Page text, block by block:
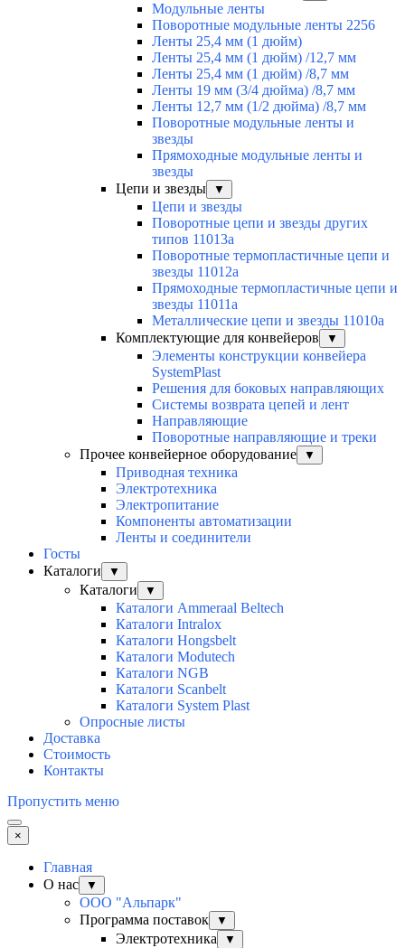
Модульные ленты
Поворотные модульные ленты 2256
Ленты 25,4 мм (1 дюйм)
Ленты 25,4 мм (1 дюйм) /12,7 мм
Ленты 25,4 мм (1 дюйм) /8,7 мм
Ленты 19 мм (3/4 дюйма) /8,7 мм
Ленты 12,7 мм (1/2 дюйма) /8,7 мм
Поворотные модульные ленты и
звезды
Прямоходные модульные ленты и
звезды
Цепи и звезды
▼
Цепи и звезды
Поворотные цепи и звезды других
типов 11013а
Поворотные термопластичные цепи и
звезды 11012а
Прямоходные термопластичные цепи и
звезды 11011а
Металлические цепи и звезды 11010а
Комплектующие для конвейеров
▼
Элементы конструкции конвейера
SystemPlast
Решения для боковых направляющих
Системы возврата цепей и лент
Направляющие
Поворотные направляющие и треки
Прочее конвейерное оборудование
▼
Приводная техника
Электротехника
Электропитание
Компоненты автоматизации
Ленты и соединители
Госты
Каталоги
▼
Каталоги ▼
Каталоги Ammeraal Beltech
Каталоги Intralox
Каталоги Hongsbelt
Каталоги Modutech
Каталоги NGB
Каталоги Scanbelt
Каталоги System Plast
Опросные листы
Доставка
Стоимость
Контакты
Пропустить меню
×
Главная
О нас
▼
ООО "Альпарк"
Программа поставок
▼
Электротехника ▼